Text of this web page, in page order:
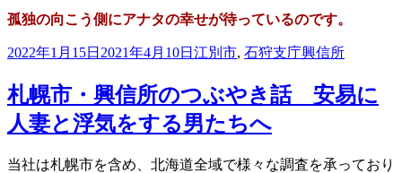
孤独の向こう側にアナタの幸せが待っているのです。
投
日:
2022年1月15日 2021年4月10日 カ
ゴ
リ
ー
江別市, 石狩支庁タ
興信所
札幌市・興信所のつぶやき話 安易に
人妻と浮気をする男たちへ
当社は札幌市を含め、北海道全域で様々な調査を承っており